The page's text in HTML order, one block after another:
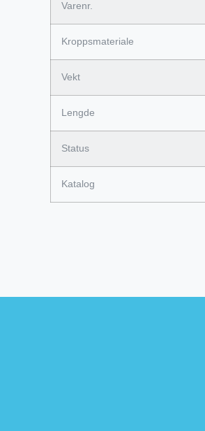
Varenr.
Kroppsmateriale
Vekt
Lengde
Status
Katalog